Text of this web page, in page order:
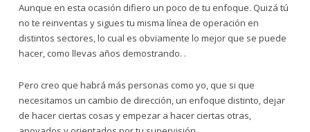
Aunque en esta ocasión difiero un poco de tu enfoque. Quizá tú
no te reinventas y sigues tu misma línea de operación en
distintos sectores, lo cual es obviamente lo mejor que se puede
hacer, como llevas años demostrando. .
Pero creo que habrá más personas como yo, que si que
necesitamos un cambio de dirección, un enfoque distinto, dejar
de hacer ciertas cosas y empezar a hacer ciertas otras,